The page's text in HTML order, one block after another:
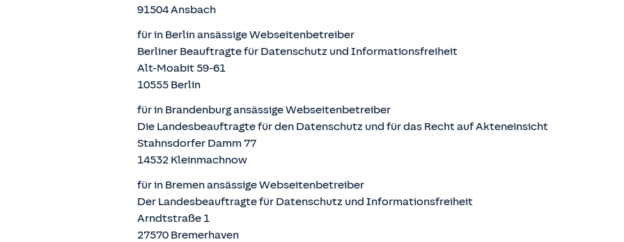
91504 Ansbach
für in Berlin ansässige Webseitenbetreiber
Berliner Beauftragte für Datenschutz und Informationsfreiheit
Alt-Moabit 59-61
10555 Berlin
für in Brandenburg ansässige Webseitenbetreiber
Die Landesbeauftragte für den Datenschutz und für das Recht auf Akteneinsicht
Stahnsdorfer Damm 77
14532 Kleinmachnow
für in Bremen ansässige Webseitenbetreiber
Der Landesbeauftragte für Datenschutz und Informationsfreiheit
Arndtstraße 1
27570 Bremerhaven